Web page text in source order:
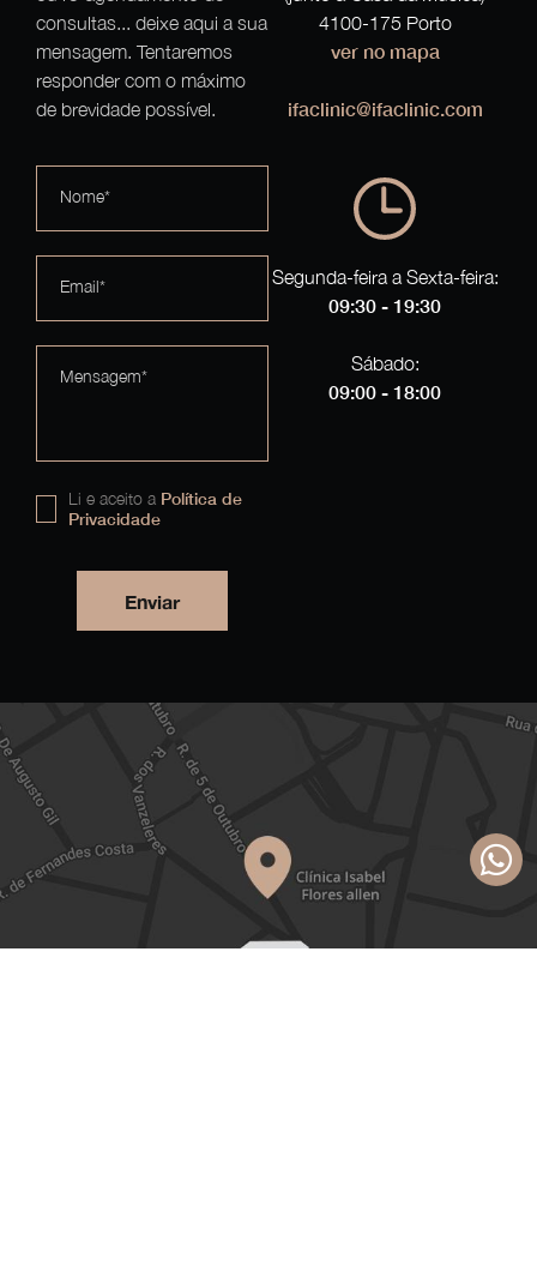
consultas... deixe aqui a sua
mensagem. Tentaremos
responder com o máximo
de brevidade possível.
Nome*
Email*
Mensagem*
Li e aceito a Política de
Privacidade
Enviar
4100-175 Porto
ver no mapa
ifaclinic@ifaclinic.com
Segunda-feira a Sexta-feira:
09:30 - 19:30
Sábado:
09:00 - 18:00